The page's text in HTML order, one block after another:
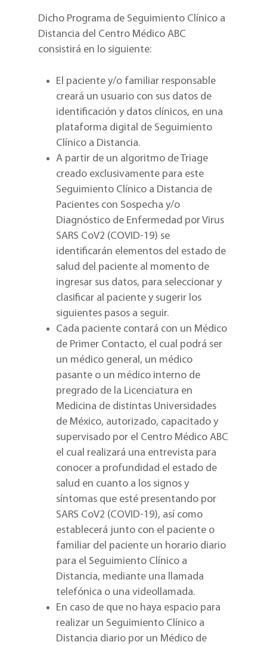
Dicho Programa de Seguimiento Clínico a
Distancia del Centro Médico ABC
consistirá en lo siguiente:
El paciente y/o familiar responsable
creará un usuario con sus datos de
identificación y datos clínicos, en una
plataforma digital de Seguimiento
Clínico a Distancia.
A partir de un algoritmo de Triage
creado exclusivamente para este
Seguimiento Clínico a Distancia de
Pacientes con Sospecha y/o
Diagnóstico de Enfermedad por Virus
SARS CoV2 (COVID-19) se
identificarán elementos del estado de
salud del paciente al momento de
ingresar sus datos, para seleccionar y
clasificar al paciente y sugerir los
siguientes pasos a seguir.
Cada paciente contará con un Médico
de Primer Contacto, el cual podrá ser
un médico general, un médico
pasante o un médico interno de
pregrado de la Licenciatura en
Medicina de distintas Universidades
de México, autorizado, capacitado y
supervisado por el Centro Médico ABC
el cual realizará una entrevista para
conocer a profundidad el estado de
salud en cuanto a los signos y
síntomas que esté presentando por
SARS CoV2 (COVID-19), así como
establecerá junto con el paciente o
familiar del paciente un horario diario
para el Seguimiento Clínico a
Distancia, mediante una llamada
telefónica o una videollamada.
En caso de que no haya espacio para
realizar un Seguimiento Clínico a
Distancia diario por un Médico de